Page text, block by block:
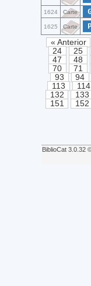
1624 Carte
1625 Carte
« Anterior
24
25
47
48
70
71
93
94
113
114
132
133
151
152
BiblioCat 3.0.32